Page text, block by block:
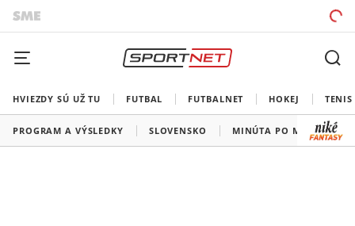
HVIEZDY SÚ UŽ TU FUTBAL FUTBALNET HOKEJ TENIS
PROGRAM A VÝSLEDKY SLOVENSKO MINÚTA PO MINÚTE